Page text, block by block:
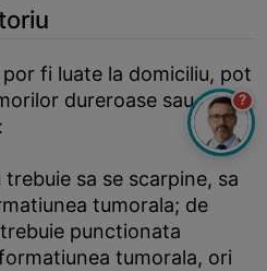
fi luate la domiciliu, pot
dureroase sau a
sa se scarpine, sa
tumorala; de
punctionata
tumorala, ori
?